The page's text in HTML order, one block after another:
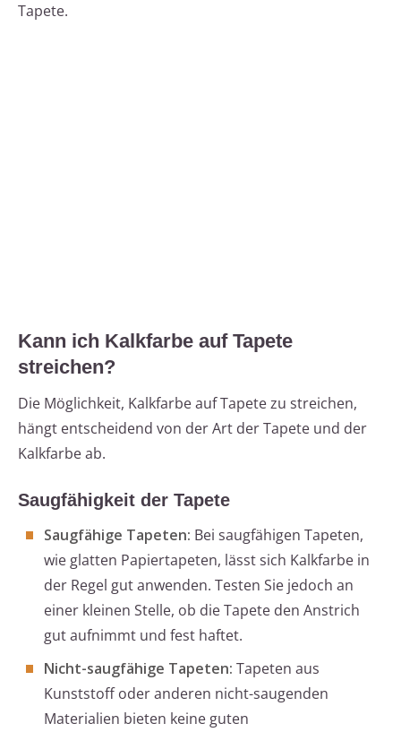
Tapete.
Kann ich Kalkfarbe auf Tapete
streichen?
Die Möglichkeit, Kalkfarbe auf Tapete zu streichen,
hängt entscheidend von der Art der Tapete und der
Kalkfarbe ab.
Saugfähigkeit der Tapete
Saugfähige Tapeten: Bei saugfähigen Tapeten,
wie glatten Papiertapeten, lässt sich Kalkfarbe in
der Regel gut anwenden. Testen Sie jedoch an
einer kleinen Stelle, ob die Tapete den Anstrich
gut aufnimmt und fest haftet.
Nicht-saugfähige Tapeten: Tapeten aus
Kunststoff oder anderen nicht-saugenden
Materialien bieten keine guten